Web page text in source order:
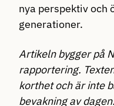
nya perspektiv och
generationer.
Artikeln bygger på
rapportering.
korthet och är inte
bevakning av dagen.